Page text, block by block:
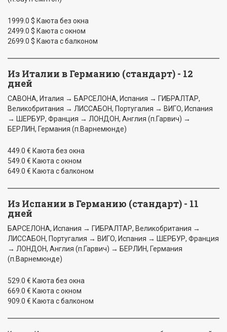
1999.0 $ Каюта без окна
2499.0 $ Каюта с окном
2699.0 $ Каюта с балконом
Из Италии в Германию (стандарт) - 12
дней
САВОНА, Италия → БАРСЕЛОНА, Испания → ГИБРАЛТАР,
Великобритания → ЛИССАБОН, Португалия → ВИГО, Испания
→ ШЕРБУР, Франция → ЛОНДОН, Англия (п.Гарвич) →
БЕРЛИН, Германия (п.Варнемюнде)
449.0 € Каюта без окна
549.0 € Каюта с окном
649.0 € Каюта с балконом
Из Испании в Германию (стандарт) - 11
дней
БАРСЕЛОНА, Испания → ГИБРАЛТАР, Великобритания →
ЛИССАБОН, Португалия → ВИГО, Испания → ШЕРБУР, Франция
→ ЛОНДОН, Англия (п.Гарвич) → БЕРЛИН, Германия
(п.Варнемюнде)
529.0 € Каюта без окна
669.0 € Каюта с окном
909.0 € Каюта с балконом